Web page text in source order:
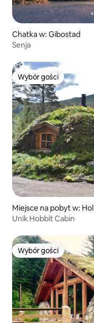
Chatka w: Gibostad
Senja
Wybór gości
Wybór gości
Miejsce na pobyt w: Hol
Unik Hobbit Cabin
Wybór gości
Wybór gości